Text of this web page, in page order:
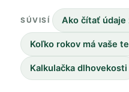
SÚVISÍ Ako čítať údaje
Koľko rokov má vaše
Kalkulačka dlhovekosti